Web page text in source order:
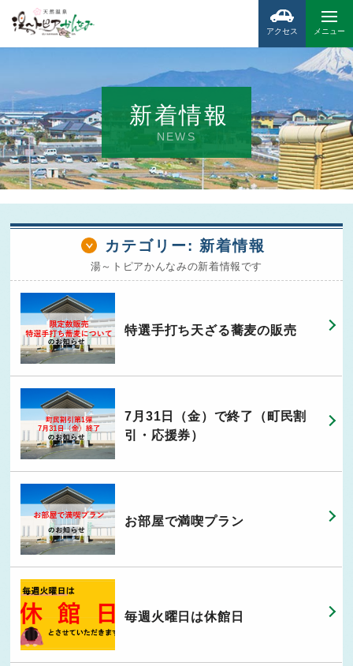
メニュー
アクセス
新着情報
NEWS
カテゴリー: 新着情報
湯～トピアかんなみの新着情報です
特選手打ち天ざる蕎麦の販売
7月31日（金）で終了（町民割
引・応援券）
お部屋で満喫プラン
毎週火曜日は休館日